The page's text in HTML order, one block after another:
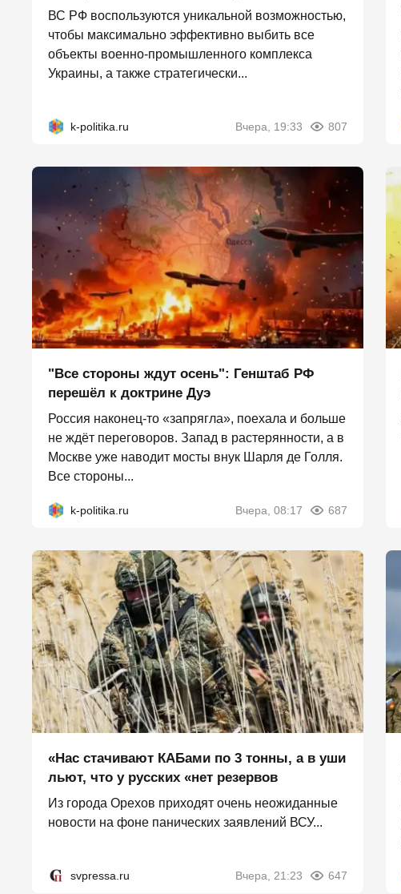
ВС РФ воспользуются уникальной возможностью,
чтобы максимально эффективно выбить все
объекты военно-промышленного комплекса
Украины, а также стратегически...
k-politika.ru Вчера, 19:33 807
"Все стороны ждут осень": Генштаб РФ
перешёл к доктрине Дуэ
Россия наконец-то «запрягла», поехала и больше
не ждёт переговоров. Запад в растерянности, а в
Москве уже наводит мосты внук Шарля де Голля.
Все стороны...
k-politika.ru Вчера, 08:17 687
«Нас стачивают КАБами по 3 тонны, а в уши
льют, что у русских «нет резервов
Из города Орехов приходят очень неожиданные
новости на фоне панических заявлений ВСУ...
svpressa.ru Вчера, 21:23 647